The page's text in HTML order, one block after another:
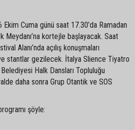
Cuma günü saat 17.30’da Ramadan
Meydanı’na kortejle başlayacak. Saat
Alanı’nda açılış konuşmaları
stantlar gezilecek. İtalya Slience Tiyatro
Halk Dansları Topluluğu
daha sonra Grup Otantik ve SOS
şöyle: